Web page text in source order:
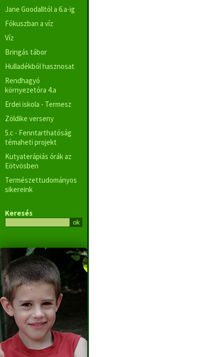
Jane Goodalltól a 6.a-ig
Fókuszban a víz
Víz
Bringás tábor
Hulladékból hasznosat
Rendhagyó
környezetóra 4.a
Erdei iskola - Termesz
Zöldike verseny
5.c - Fenntarthatóság
témaheti projekt
Kutyaterápiás órák az
Eötvösben
Természettudományos
sikereink
Keresés